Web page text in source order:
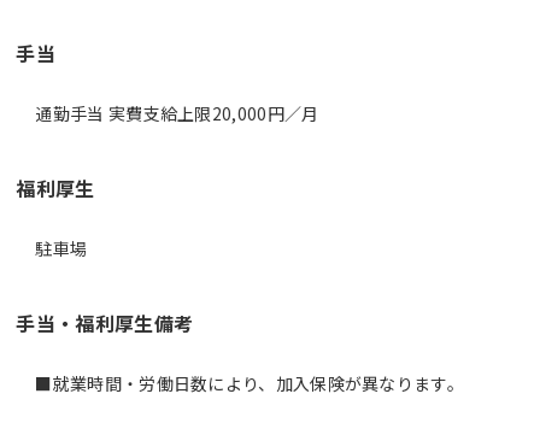
手当
通勤手当 実費支給上限20,000円／月
福利厚生
駐車場
手当・福利厚生備考
■就業時間・労働日数により、加入保険が異なります。